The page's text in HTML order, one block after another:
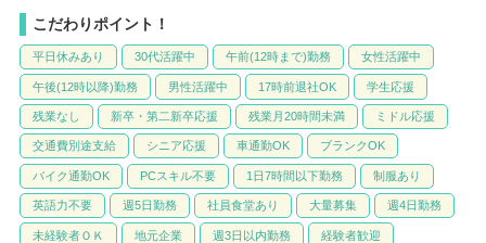
こだわりポイント！
平日休みあり 30代活躍中 午前(12時まで)勤務 女性活躍中
午後(12時以降)勤務 男性活躍中 17時前退社OK 学生応援
残業なし 新卒・第二新卒応援 残業月20時間未満 ミドル応援
交通費別途支給 シニア応援 車通勤OK ブランクOK
バイク通勤OK PCスキル不要 1日7時間以下勤務 制服あり
英語力不要 週5日勤務 社員食堂あり 大量募集 週4日勤務
未経験者ＯＫ 地元企業 週3日以内勤務 経験者歓迎